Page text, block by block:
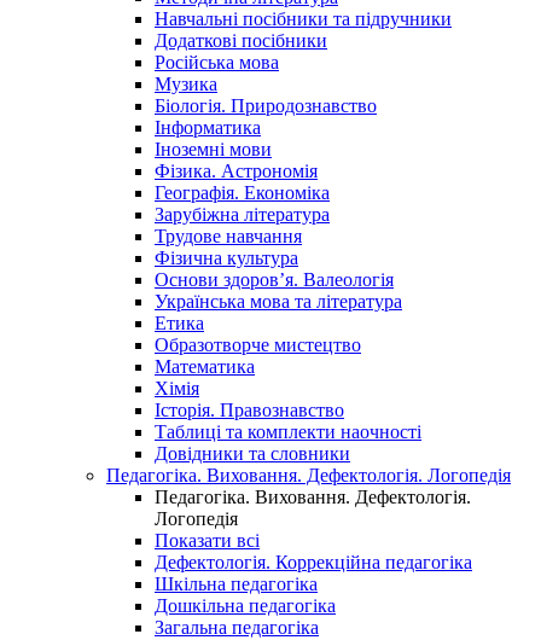
Навчальні посібники та підручники
Додаткові посібники
Російська мова
Музика
Біологія. Природознавство
Інформатика
Іноземні мови
Фізика. Астрономія
Географія. Економіка
Зарубіжна література
Трудове навчання
Фізична культура
Основи здоров’я. Валеологія
Українська мова та література
Етика
Образотворче мистецтво
Математика
Хімія
Історія. Правознавство
Таблиці та комплекти наочності
Довідники та словники
Педагогіка. Виховання. Дефектологія. Логопедія
Педагогіка. Виховання. Дефектологія.
Логопедія
Показати всі
Дефектологія. Коррекційна педагогіка
Шкільна педагогіка
Дошкільна педагогіка
Загальна педагогіка